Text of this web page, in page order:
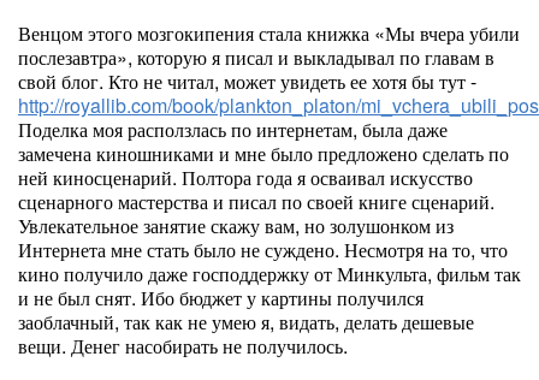
Венцом этого мозгокипения стала книжка «Мы вчера убили
послезавтра», которую я писал и выкладывал по главам в
свой блог. Кто не читал, может увидеть ее хотя бы тут -
http://royallib.com/book/plankton_platon/
Поделка моя расползлась по интернетам, была даже
замечена киношниками и мне было предложено сделать по
ней киносценарий. Полтора года я осваивал искусство
сценарного мастерства и писал по своей книге сценарий.
Увлекательное занятие скажу вам, но золушонком из
Интернета мне стать было не суждено. Несмотря на то, что
кино получило даже господдержку от Минкульта, фильм так
и не был снят. Ибо бюджет у картины получился
заоблачный, так как не умею я, видать, делать дешевые
вещи. Денег насобирать не получилось.